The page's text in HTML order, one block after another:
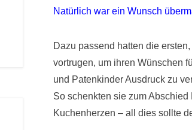
Natürlich war ein Wunsch
Dazu passend hatten die
vortrugen, um ihren Wünschen
und Patenkinder Ausdruck zu
So schenkten sie zum
Kuchenherzen – all dies sollte